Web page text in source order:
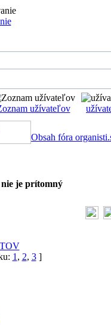
užívateľov
Obsah fóra
je prítomný
1 , 2, 3]